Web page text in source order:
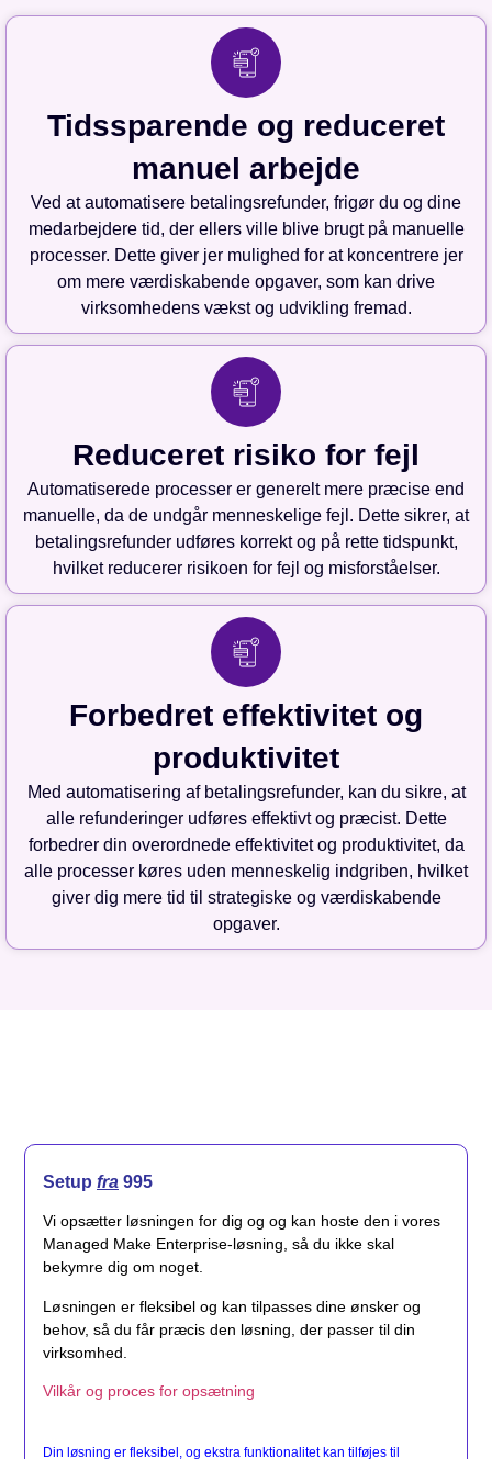
Tidssparende og reduceret
manuel arbejde
Ved at automatisere betalingsrefunder, frigør du og dine
medarbejdere tid, der ellers ville blive brugt på manuelle
processer. Dette giver jer mulighed for at koncentrere jer
om mere værdiskabende opgaver, som kan drive
virksomhedens vækst og udvikling fremad.
Reduceret risiko for fejl
Automatiserede processer er generelt mere præcise end
manuelle, da de undgår menneskelige fejl. Dette sikrer, at
betalingsrefunder udføres korrekt og på rette tidspunkt,
hvilket reducerer risikoen for fejl og misforståelser.
Forbedret effektivitet og
produktivitet
Med automatisering af betalingsrefunder, kan du sikre, at
alle refunderinger udføres effektivt og præcist. Dette
forbedrer din overordnede effektivitet og produktivitet, da
alle processer køres uden menneskelig indgriben, hvilket
giver dig mere tid til strategiske og værdiskabende
opgaver.
Setup fra 995
Vi opsætter løsningen for dig og og kan hoste den i vores
Managed Make Enterprise-løsning, så du ikke skal
bekymre dig om noget.
Løsningen er fleksibel og kan tilpasses dine ønsker og
behov, så du får præcis den løsning, der passer til din
virksomhed.
Vilkår og proces for opsætning
Din løsning er fleksibel, og ekstra funktionalitet kan tilføjes til